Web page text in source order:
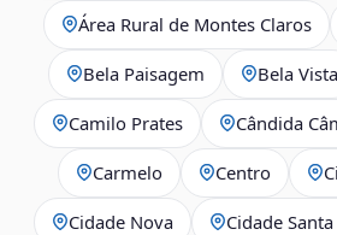
Área Rural de Montes Claros
Bela Paisagem Bela Vista
Camilo Prates Cândida
Carmelo Centro
Cidade Nova Cidade